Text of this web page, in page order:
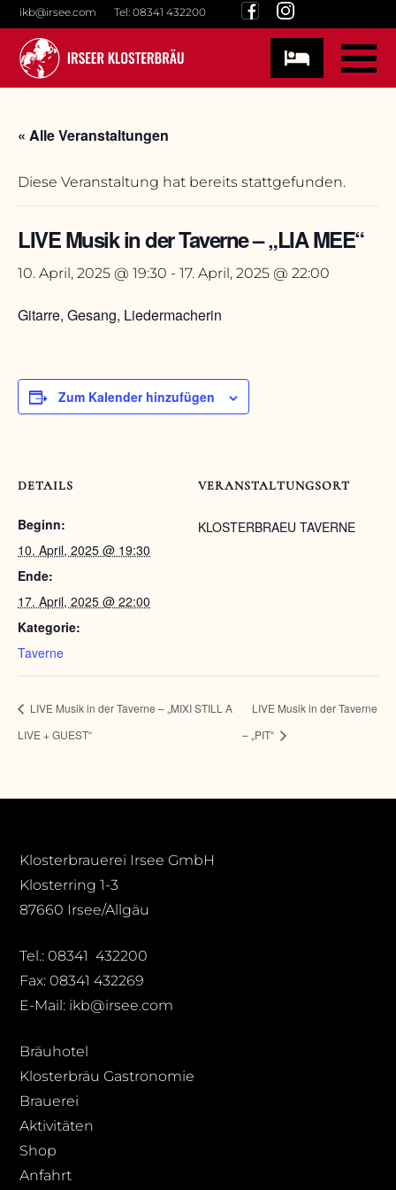
Skip
content
ikb@irsee.com Tel: 08341 432200
« Alle Veranstaltungen
Diese Veranstaltung hat bereits stattgefunden.
LIVE Musik in der Taverne – „LIA MEE“
10. April, 2025 @ 19:30 - 17. April, 2025 @ 22:00
Gitarre, Gesang, Liedermacherin
Zum Kalender hinzufügen
DETAILS
Beginn:
10. April, 2025 @ 19:30
Ende:
17. April, 2025 @ 22:00
Kategorie:
Taverne
VERANSTALTUNGSORT
KLOSTERBRAEU TAVERNE
LIVE Musik in der Taverne – „MIXI STILL A
LIVE + GUEST“
LIVE Musik in der Taverne
– „PIT“
Klosterbrauerei Irsee GmbH
Klosterring 1-3
87660 Irsee/Allgäu
Tel.: 08341 432200
Fax: 08341 432269
E-Mail: ikb@irsee.com
Bräuhotel
Klosterbräu Gastronomie
Brauerei
Aktivitäten
Shop
Anfahrt